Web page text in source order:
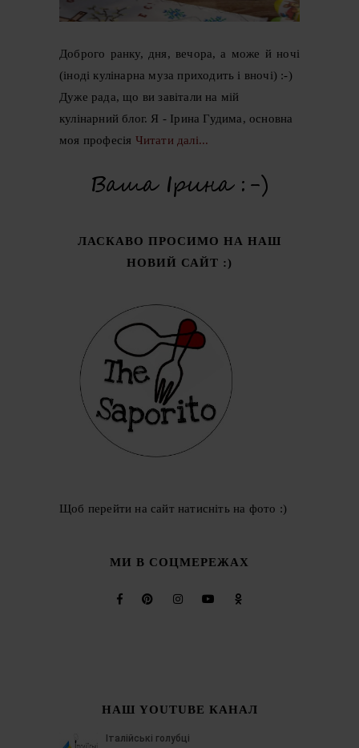
Доброго ранку, дня, вечора, а може й ночі
(іноді кулінарна муза приходить і вночі) :-)
Дуже рада, що ви завітали на мій
кулінарний блог. Я - Ірина Гудима, основна
моя професія Читати далі...
ЛАСКАВО ПРОСИМО НА НАШ
НОВИЙ САЙТ :)
Щоб перейти на сайт натисніть на фото :)
МИ В СОЦМЕРЕЖАХ
НАШ YOUTUBE КАНАЛ